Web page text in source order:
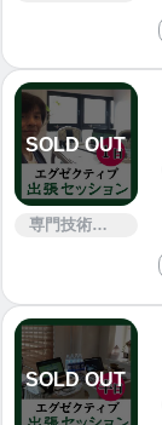
SOLD OUT
専門技術サービス
SOLD OUT